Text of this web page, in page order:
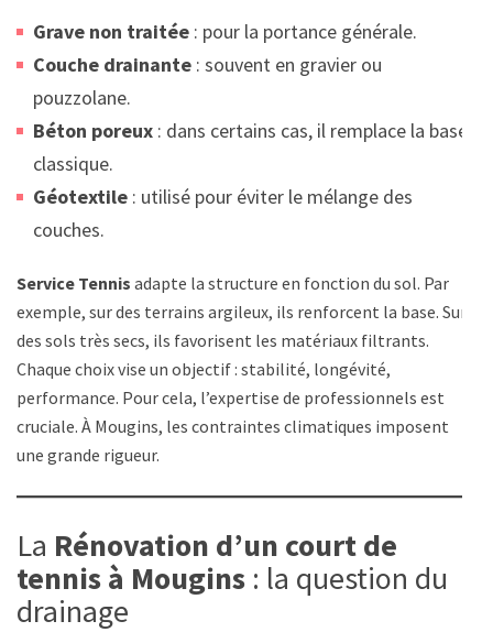
Grave non traitée : pour la portance générale.
Couche drainante : souvent en gravier ou
pouzzolane.
Béton poreux : dans certains cas, il remplace la base
classique.
Géotextile : utilisé pour éviter le mélange des
couches.
Service Tennis adapte la structure en fonction du sol. Par
exemple, sur des terrains argileux, ils renforcent la base. Sur
des sols très secs, ils favorisent les matériaux filtrants.
Chaque choix vise un objectif : stabilité, longévité,
performance. Pour cela, l’expertise de professionnels est
cruciale. À Mougins, les contraintes climatiques imposent
une grande rigueur.
La Rénovation d’un court de
tennis à Mougins : la question du
drainage